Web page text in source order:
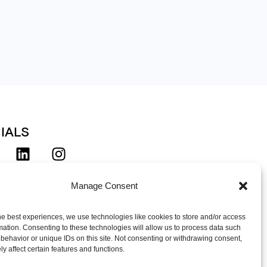
Manage Consent
best experiences, we use technologies like cookies to store and/or access
Consenting to these technologies will allow us to process data such
or unique IDs on this site. Not consenting or withdrawing consent,
affect certain features and functions.
deg på vårt nyhetsbrev!